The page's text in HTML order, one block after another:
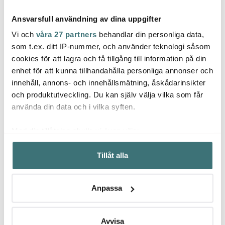
Ansvarsfull användning av dina uppgifter
Vi och våra 27 partners behandlar din personliga data,
som t.ex. ditt IP-nummer, och använder teknologi såsom
cookies för att lagra och få tillgång till information på din
enhet för att kunna tillhandahålla personliga annonser och
innehåll, annons- och innehållsmätning, åskådarinsikter
och produktutveckling. Du kan själv välja vilka som får
använda din data och i vilka syften.
Samla in information om din geografiska plats som
kan ha en noggrannhet på upp till flera meter
Identifiera din enhet genom att aktivt skanna den för
Ta reda på mer om hur dina personliga uppgifter
Du kan ändra eller dra tillbaka ditt samtycke när som
Tillåt alla
Anpassa
Avvisa
Design Letters
Food&Lunch Lunchlåda
6,5x18x11 cm Lavender
131 kr 219 kr
Design Letters
Doftljus 6 cm Hello
Beige
149 kr
Låt dig inspireras av våra kunder